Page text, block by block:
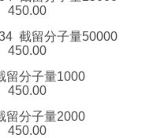
450.00
截留分子量50000
450.00
留分子量1000
450.00
留分子量2000
450.00